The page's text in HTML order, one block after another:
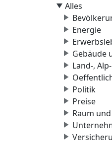
Alles
Energie
Gebäude
Land-,
Politik
Preise
Raum